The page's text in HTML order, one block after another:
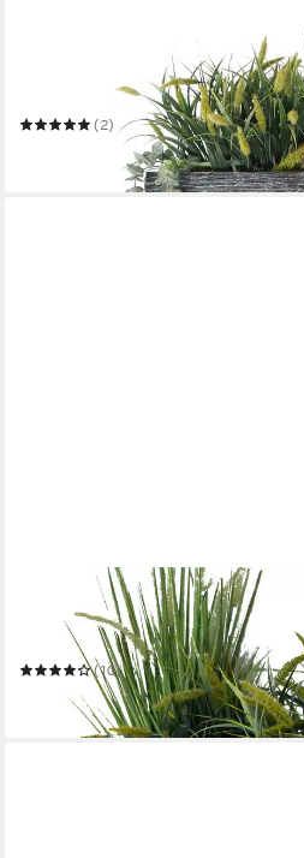
Gartenbrunnen Großer
Beleuchtung
(2)
in 2-3 Werktagen bei dir
Gartenbrunnen Springbrunnen mit
bepflanzbar 57x35x45 cm
(10)
159,99 €
in 2-3 Werktagen bei dir